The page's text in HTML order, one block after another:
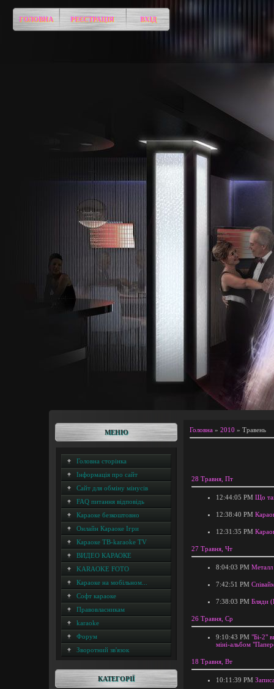
ГОЛОВНА РЕЄСТРАЦІЯ ВХІД
МЕНЮ
Головна сторінка
Інформація про сайт
Сайт для обміну мінусів
FAQ питання відповідь
Караоке безкоштовно
Онлайн Караоке Ігри
Караоке ТВ-karaoke TV
ВИДЕО КАРАОКЕ
KARAOKE FOTO
Караоке на мобільном...
Софт караоке
Правовласникам
karaoke
Форум
Зворотний зв'язок
КАТЕГОРІЇ
Головна » 2010 » Травень
28 Травня, Пт
12:44:05 PM Що
12:38:40 PM
12:31:35 PM
27 Травня, Чт
8:04:03 PM Металл
7:42:51 PM
7:38:03 PM Бляди
26 Травня, Ср
9:10:43 PM "Бі-2"
міні-альбом
18 Травня, Вт
10:11:39 PM